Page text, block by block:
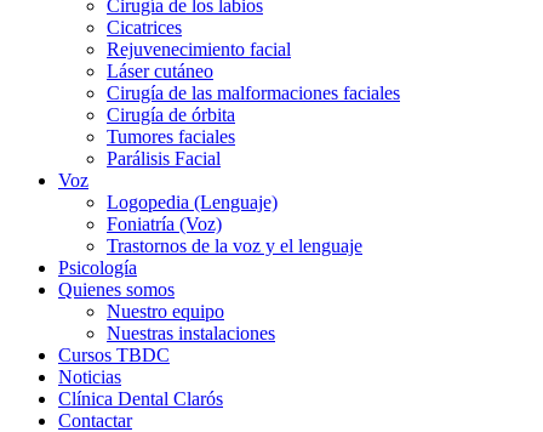
Cirugía de los labios
Cicatrices
Rejuvenecimiento facial
Láser cutáneo
Cirugía de las malformaciones faciales
Cirugía de órbita
Tumores faciales
Parálisis Facial
Voz
Logopedia (Lenguaje)
Foniatría (Voz)
Trastornos de la voz y el lenguaje
Psicología
Quienes somos
Nuestro equipo
Nuestras instalaciones
Cursos TBDC
Noticias
Clínica Dental Clarós
Contactar